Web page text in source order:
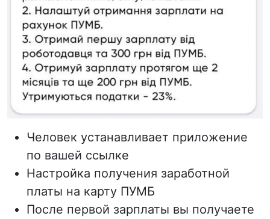
Человек устанавливает приложение
по вашей ссылке
Настройка получения заработной
платы на карту ПУМБ
После первой зарплаты вы получаете